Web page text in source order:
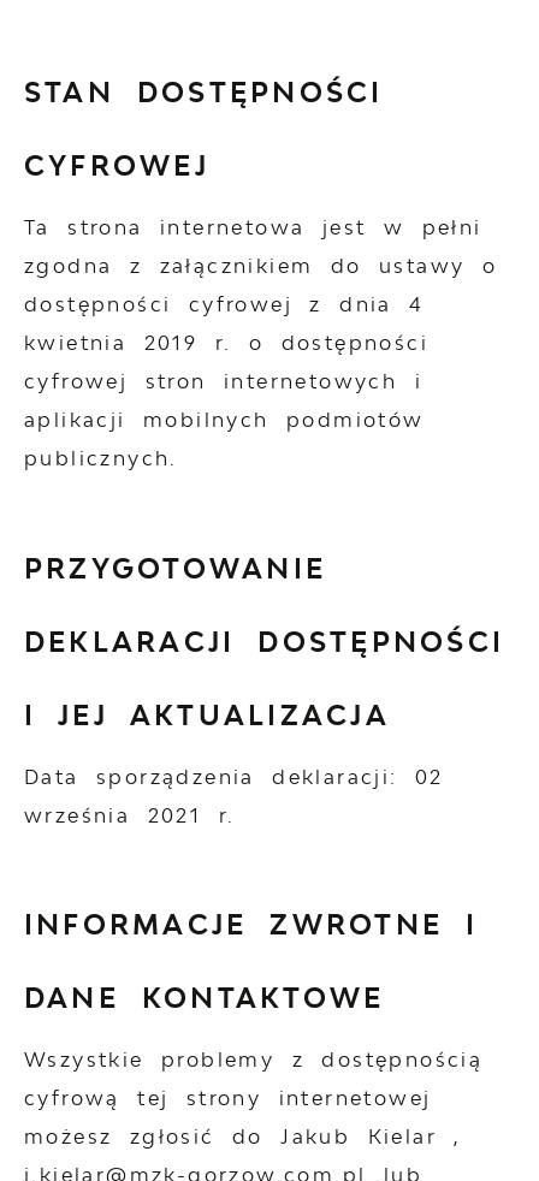
STAN DOSTĘPNOŚCI
CYFROWEJ
Ta strona internetowa jest w pełni
zgodna z załącznikiem do ustawy o
dostępności cyfrowej z dnia 4
kwietnia 2019 r. o dostępności
cyfrowej stron internetowych i
aplikacji mobilnych podmiotów
publicznych.
PRZYGOTOWANIE
DEKLARACJI DOSTĘPNOŚCI
I JEJ AKTUALIZACJA
Data sporządzenia deklaracji: 02
września 2021 r.
INFORMACJE ZWROTNE I
DANE KONTAKTOWE
Wszystkie problemy z dostępnością
cyfrową tej strony internetowej
możesz zgłosić doJakub Kielar,
j.kielar@mzk-gorzow.com.pl lub